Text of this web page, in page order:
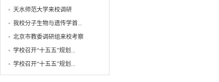
天水师范大学来校调研
我校分子生物与遗传学首...
北京市教委调研组来校考察
学校召开“十五五”规划...
学校召开“十五五”规划...